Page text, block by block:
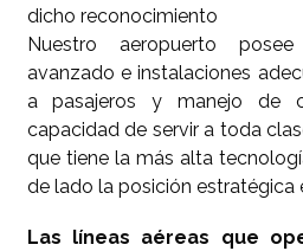
dicho reconocimiento
Nuestro aeropuerto
avanzado e instalaciones
a pasajeros y manejo de
capacidad de servir a toda
que tiene la más alta
de lado la posición estratégica
Las líneas aéreas que